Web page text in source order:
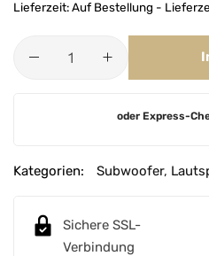
Lieferzeit:Auf Bestellung -
e
oder Express-
Kategorien: Subwoofer,
Sichere SSL-
Verbindung